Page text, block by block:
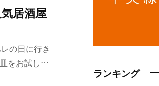
居酒屋
の日に行き
をお試しあ
ランキング